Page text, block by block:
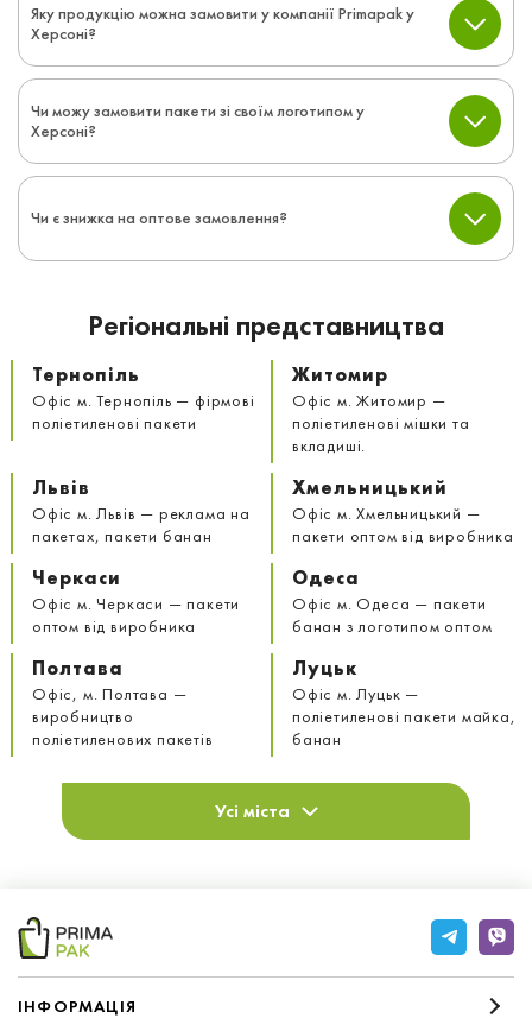
Яку продукцію можна замовити у компанії Primapak у
Херсоні?
Чи можу замовити пакети зі своїм логотипом у
Херсоні?
Чи є знижка на оптове замовлення?
Регіональні представництва
Тернопіль
Офіс м. Тернопіль — фірмові
поліетиленові пакети
Житомир
Офіс м. Житомир —
поліетиленові мішки та
вкладиші.
Львів
Офіс м. Львів — реклама на
пакетах, пакети банан
Хмельницький
Офіс м. Хмельницький —
пакети оптом від виробника
Черкаси
Офіс м. Черкаси — пакети
оптом від виробника
Одеса
Офіс м. Одеса — пакети
банан з логотипом оптом
Полтава
Офіс, м. Полтава —
виробництво
поліетиленових пакетів
Луцьк
Офіс м. Луцьк —
поліетиленові пакети майка,
банан
Усі міста
IНФОРМАЦIЯ